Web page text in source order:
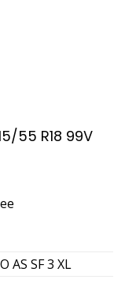
55 R18 99V
AS SF 3 XL